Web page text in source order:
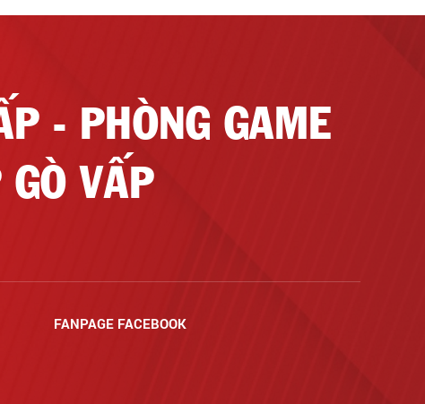
- PHÒNG GAME
VẤP
FANPAGE FACEBOOK